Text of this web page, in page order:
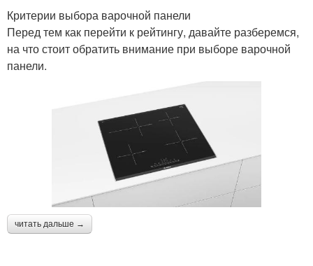
Критерии выбора варочной панели
Перед тем как перейти к рейтингу, давайте разберемся,
на что стоит обратить внимание при выборе варочной
панели.
читать дальше →